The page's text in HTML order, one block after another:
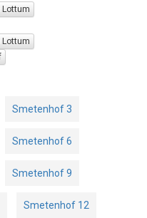
Smetenhof 3
Smetenhof 6
Smetenhof 9
Smetenhof 12